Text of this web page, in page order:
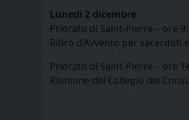
Lunedì 2 dicembre
Priorato di Saint-Pierre – ore
Ritiro d’Avvento per sacerdoti
Priorato di Saint-Pierre – ore
Riunione del Collegio dei